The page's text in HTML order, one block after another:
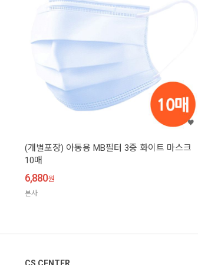
(개별포장) 아동용 MB필터 3중 화이트 마스크
10매
6,880원
본사